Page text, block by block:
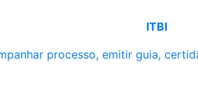
ITBI
processo, emitir guia,